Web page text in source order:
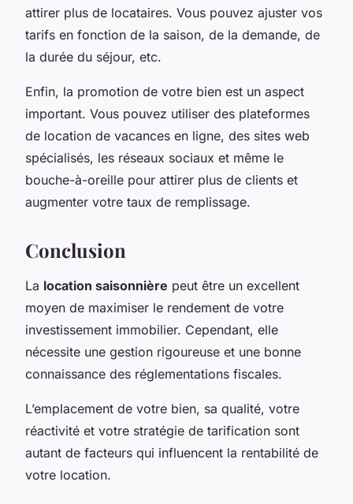
attirer plus de locataires. Vous pouvez ajuster vos
tarifs en fonction de la saison, de la demande, de
la durée du séjour, etc.
Enfin, la promotion de votre bien est un aspect
important. Vous pouvez utiliser des plateformes
de location de vacances en ligne, des sites web
spécialisés, les réseaux sociaux et même le
bouche-à-oreille pour attirer plus de clients et
augmenter votre taux de remplissage.
Conclusion
La location saisonnière peut être un excellent
moyen de maximiser le rendement de votre
investissement immobilier. Cependant, elle
nécessite une gestion rigoureuse et une bonne
connaissance des réglementations fiscales.
L’emplacement de votre bien, sa qualité, votre
réactivité et votre stratégie de tarification sont
autant de facteurs qui influencent la rentabilité de
votre location.